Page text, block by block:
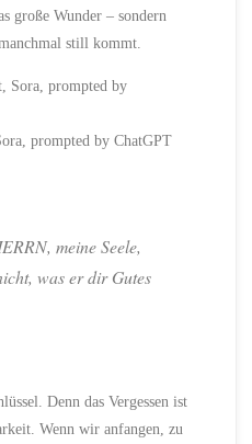
große Wunder – sondern
still kommt.
prompted by ChatGPT
meine Seele,
was er dir Gutes
Denn das Vergessen ist
Wenn wir anfangen, zu